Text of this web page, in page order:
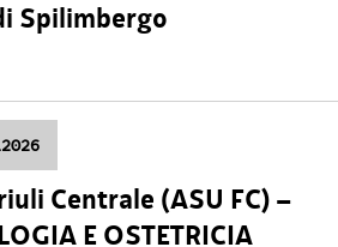
Spilimbergo
Centrale (ASU FC) –
E OSTETRICIA